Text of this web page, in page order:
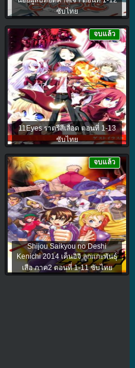
ซับไทย
11Eyes ราตรีสีเลือด ตอนที่ 1-13
ซับไทย
จบแล้ว
Shijou Saikyou no Deshi
Kenichi 2014 เค็นอิจิ ลูกแกะพันธุ์
เสือ ภาค2 ตอนที่ 1-11 ซับไทย
จบแล้ว